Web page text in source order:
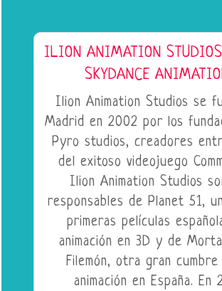
ILION ANIMATION
SKYDANCE
Ilion Animation Studios se
Madrid en 2002 por los
Pyro studios, creadores
del exitoso videojuego
Ilion Animation Studios
responsables de Planet 51,
primeras películas
animación en 3D y de
Filemón, otra gran cumbre
animación en España. En